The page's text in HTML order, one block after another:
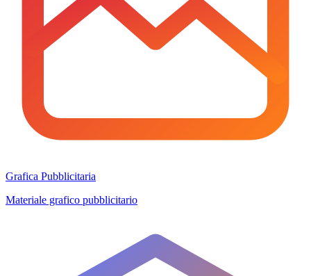
Grafica Pubblicitaria
Materiale grafico pubblicitario